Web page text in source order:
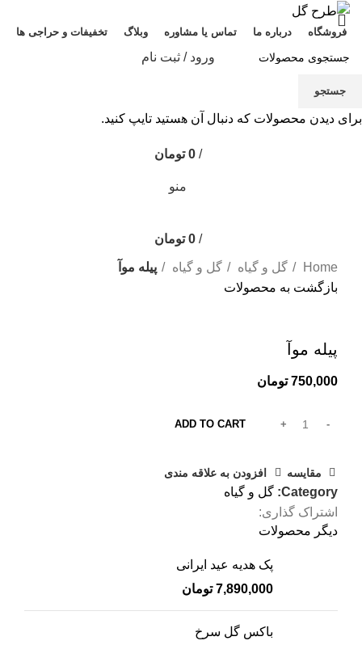
فروشگاه درباره ما تماس یا مشاوره وبلاگ تخفیفات و حراجی ها
ورود / ثبت نام
0
/
0 تومان
منو
/
0 تومان
Home گل و گیاه گل و گیاه
پیله موآ
بازگشت به محصولات
پیله موآ
750,000 تومان
ADD TO CART
مقایسه افزودن به علاقه مندی
Category: گل و گیاه
اشتراک گذاری:
دیگر محصولات
پک هدیه عید ایرانی
7,890,000 تومان
باکس گل سرخ
جستجو
برای دیدن محصولات که دنبال آن هستید تایپ کنید.